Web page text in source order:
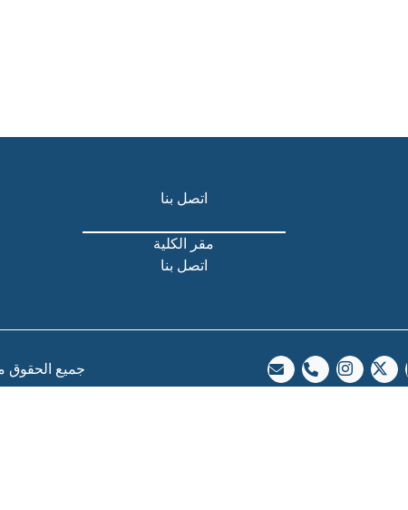
اتصل بنا
مقر الكلية
اتصل بنا
© جميع الحقوق محفوظة